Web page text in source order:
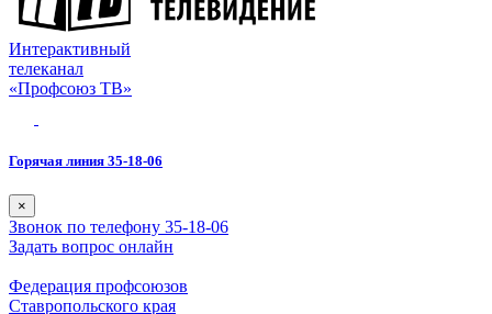
Интерактивный
телеканал
«Профсоюз ТВ»
Горячая линия 35-18-06
×
Звонок по телефону 35-18-06
Задать вопрос онлайн
Федерация профсоюзов
Ставропольского края